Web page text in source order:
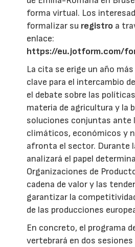
forma virtual. Los
formalizar su registro a
enlace:
https://eu.jotform.com/
La cita se erige un año
clave para el intercambio
el debate sobre las
materia de agricultura y la
soluciones conjuntas ante
climáticos, económicos y
afronta el sector. Durante
analizará el papel
Organizaciones de
cadena de valor y las
garantizar la
de las producciones
En concreto, el programa
vertebrará en dos sesiones